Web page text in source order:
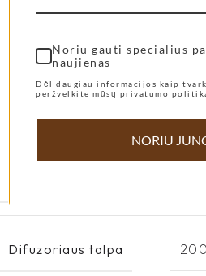
APRAŠYMAS
Difuzoriaus talpa
Noriu gauti specialius
naujienas
Dėl daugiau informacijos kaip
peržvelkite mūsų privatumo
NORIU